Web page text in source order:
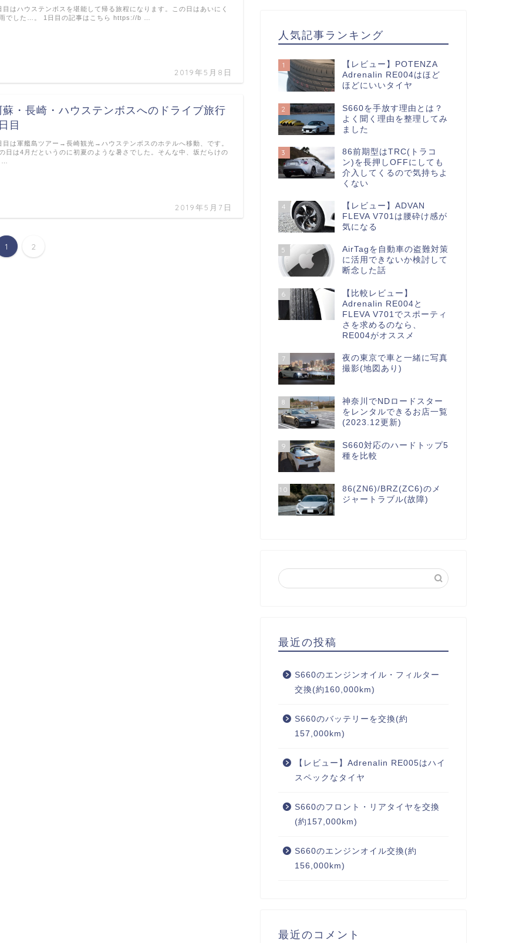
2019年5月8日
目はハウステンボスを堪能して帰る旅程になります。この日はあいにく
でした…。 1日目の記事はこちら https://b …
蘇・長崎・ハウステンボスへのドライブ旅行
目
2019年5月7日
目は軍艦島ツアー→長崎観光→ハウステンボスのホテルへ移動、です。
日は4月だというのに初夏のような暑さでした。そんな中、坂だらけの
1 2
人気記事ランキング
1
【レビュー】POTENZA
Adrenalin RE004はほど
ほどにいいタイヤ
2
S660を手放す理由とは？
よく聞く理由を整理してみ
ました
3
86前期型はTRC(トラコ
ン)を長押しOFFにしても
介入してくるので気持ちよ
くない
4
【レビュー】ADVAN
FLEVA V701は腰砕け感が
気になる
5
AirTagを自動車の盗難対策
に活用できないか検討して
断念した話
6
【比較レビュー】
Adrenalin RE004と
FLEVA V701でスポーティ
さを求めるのなら、
RE004がオススメ
7
夜の東京で車と一緒に写真
撮影(地図あり)
8
神奈川でNDロードスター
をレンタルできるお店一覧
(2023.12更新)
9
S660対応のハードトップ5
種を比較
10
86(ZN6)/BRZ(ZC6)のメ
ジャートラブル(故障)
最近の投稿
S660のエンジンオイル・フィルター
交換(約160,000km)
S660のバッテリーを交換(約
157,000km)
【レビュー】Adrenalin RE005はハイ
スペックなタイヤ
S660のフロント・リアタイヤを交換
(約157,000km)
S660のエンジンオイル交換(約
156,000km)
最近のコメント